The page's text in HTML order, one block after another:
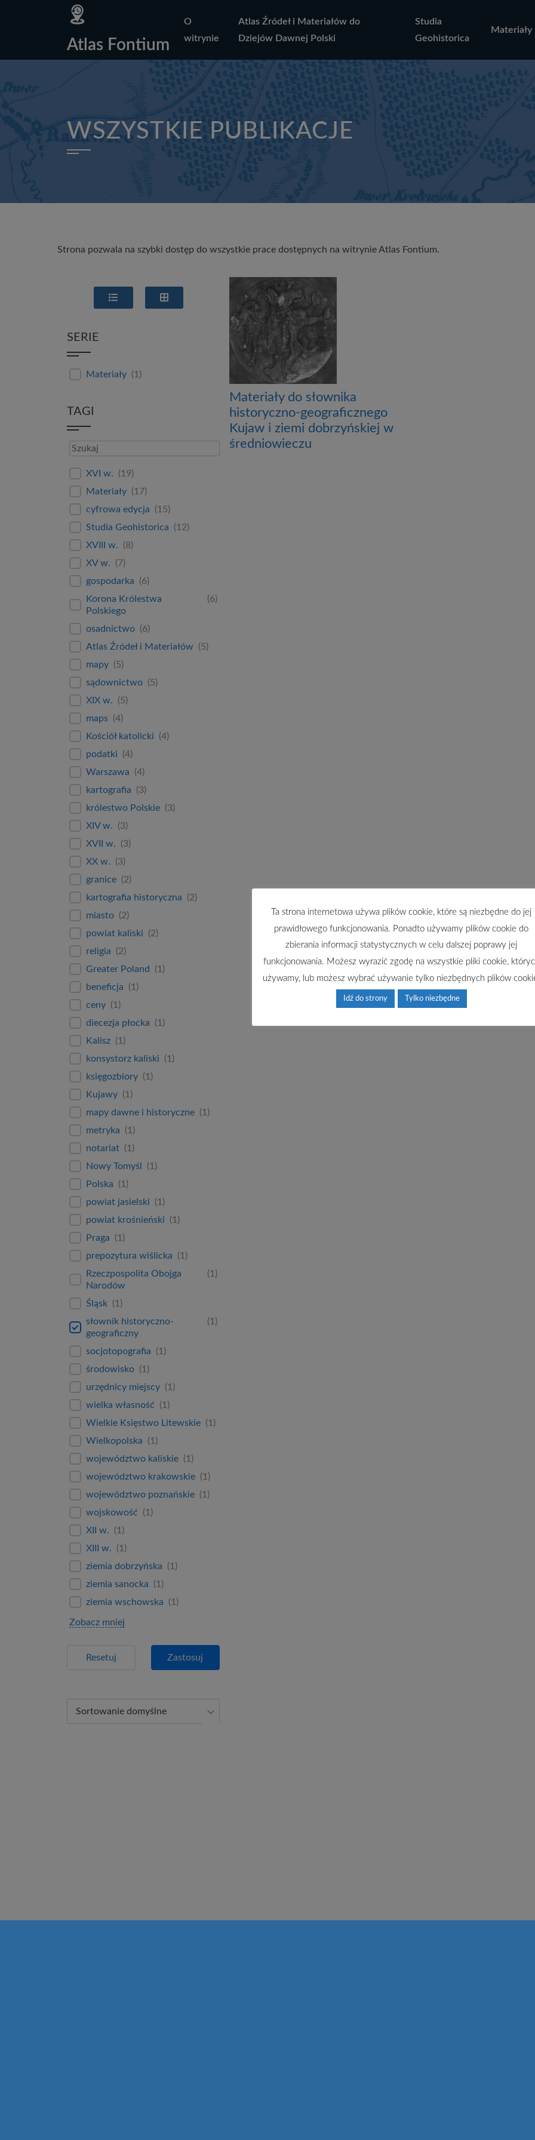
głównego
Atlas Fontium
O
witrynie
Atlas Źródeł i Materiałów do
Dziejów Dawnej Polski
Studia
Geohistorica
Materiały
WSZYSTKIE PUBLIKACJE
Strona pozwala na szybki dostęp do wszystkie prace dostępnych na witrynie Atlas Fontium.
SERIE
Materiały (1 )
TAGI
XVI w. (19)
Materiały (17)
cyfrowa edycja
(15)
Studia Geohistorica
(12)
XVIII w.
(8)
XV w.
(7)
gospodarka
(6)
Korona Królestwa
Polskiego
(6)
osadnictwo (6)
Atlas Źródeł i Materiałów
(5)
mapy (5)
sądownictwo (5)
XIX w.
(5)
maps (4)
Kościół katolicki
(4)
podatki
(4)
Warszawa
(4)
kartografia
(3)
królestwo Polskie (3)
XIV w.
(3)
XVII w.
(3)
XX w.
(3)
granice (2)
kartografia historyczna
(2)
miasto (2)
powiat kaliski
(2)
religia
(2)
Greater Poland
(1 )
beneficja
(1 )
ceny (1 )
diecezja płocka
(1 )
Kalisz (1 )
konsystorz kaliski
(1 )
księgozbiory (1 )
Kujawy (1 )
mapy dawne i historyczne (1 )
metryka
(1 )
notariat (1 )
Nowy Tomyśl
(1 )
Polska
(1 )
powiat jasielski
(1 )
powiat krośnieński
(1 )
Praga
(1 )
prepozytura wiślicka
(1 )
Rzeczpospolita Obojga
Narodów
(1 )
Śląsk (1 )
słownik historyczno-
geograficzny
(1 )
socjotopografia (1 )
środowisko (1 )
urzędnicy miejscy (1 )
wielka własność
(1 )
Wielkie Księstwo Litewskie (1 )
Wielkopolska
(1 )
województwo kaliskie (1 )
województwo krakowskie (1 )
województwo poznańskie (1 )
wojskowość
(1 )
XII w.
(1 )
XIII w.
(1 )
ziemia dobrzyńska
(1 )
ziemia sanocka
(1 )
ziemia wschowska
(1 )
Zobacz mniej
Zastosuj
Resetuj
Sortowanie domyślne
Materiały do słownika
historyczno-geograficznego
Kujaw i ziemi dobrzyńskiej w
średniowieczu
Ta strona internetowa używa plików cookie, które są niezbędne do jej
prawidłowego funkcjonowania. Ponadto używamy plików cookie do
zbierania informacji statystycznych w celu dalszej poprawy jej
funkcjonowania. Możesz wyrazić zgodę na wszystkie pliki cookie,
używamy, lub możesz wybrać używanie tylko niezbędnych plików
Idź do strony Tylko niezbędne